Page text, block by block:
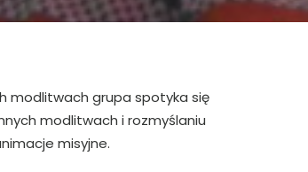
modlitwach grupa spotyka się
modlitwach i rozmyślaniu
misyjne.